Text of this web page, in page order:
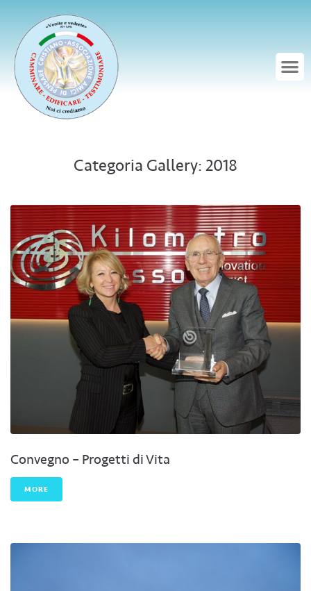
Categoria Gallery: 2018
Convegno – Progetti di Vita
MORE